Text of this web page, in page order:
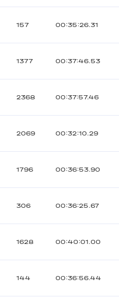
157 00:35:26.31
1377 00:37:46.53
2368 00:37:57.46
2069 00:32:10.29
1796 00:36:53.90
306 00:36:25.67
1628 00:40:01.00
144 00:36:56.44